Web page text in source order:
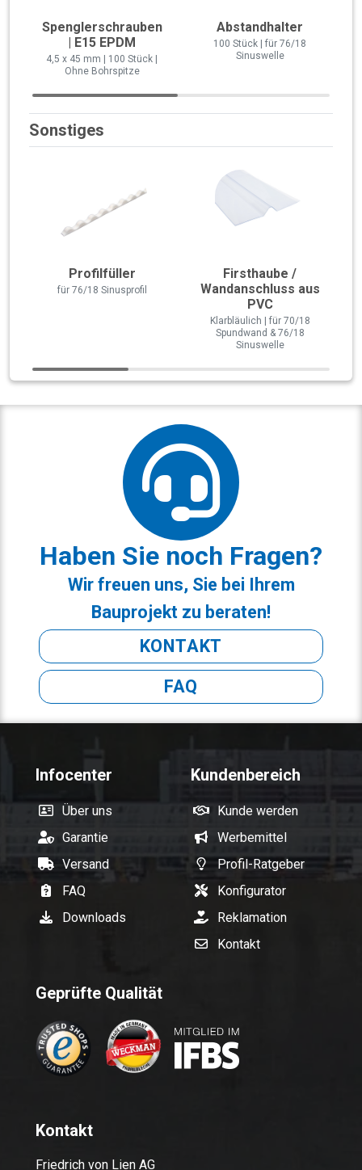
Spenglerschrauben
| E15 EPDM
4,5 x 45 mm | 100 Stück |
Ohne Bohrspitze
Abstandhalter
100 Stück | für 76/18
Sinuswelle
Sonstiges
Profilfüller
für 76/18 Sinusprofil
Firsthaube /
Wandanschluss aus
PVC
Klarbläulich | für 70/18
Spundwand & 76/18
Sinuswelle
Haben Sie noch Fragen?
Wir freuen uns, Sie bei Ihrem
Bauprojekt zu beraten!
KONTAKT
FAQ
Infocenter
Über uns
Garantie
Versand
FAQ
Downloads
Kundenbereich
Kunde werden
Werbemittel
Profil-Ratgeber
Konfigurator
Reklamation
Kontakt
Geprüfte Qualität
Kontakt
Friedrich von Lien AG